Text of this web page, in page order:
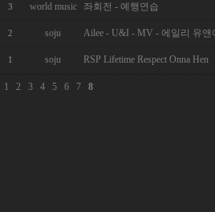
3 world music 좌회전 - 예행연습
2 soju Ailee - U&I - MV - 에일리 유앤
1 soju RSP Lifetime Respect Onna Hen
1 2 3 4 5 6 7 8